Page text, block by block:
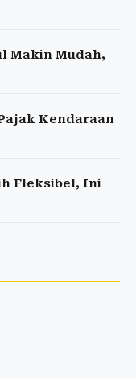
Makin Mudah,
Kendaraan
Fleksibel, Ini